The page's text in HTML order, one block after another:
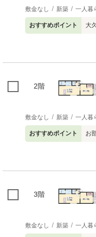
敷金なし 新築 一人暮
おすすめポイント 大
2階
敷金なし 新築 一人暮
おすすめポイント お
3階
敷金なし 新築 一人暮